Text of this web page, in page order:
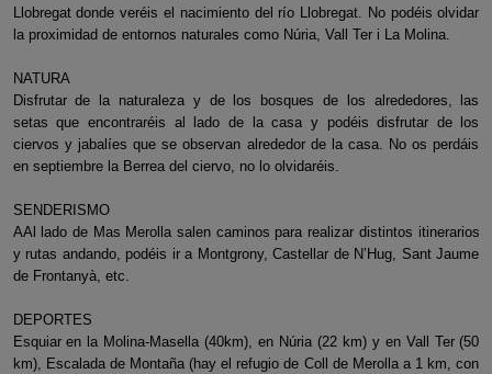
Llobregat donde veréis el nacimiento del río Llobregat. No podéis olvidar
la proximidad de entornos naturales como Núria, Vall Ter i La Molina.
NATURA
Disfrutar de la naturaleza y de los bosques de los alrededores, las
setas que encontraréis al lado de la casa y podéis disfrutar de los
ciervos y jabalíes que se observan alrededor de la casa. No os perdáis
en septiembre la Berrea del ciervo, no lo olvidaréis.
SENDERISMO
AAl lado de Mas Merolla salen caminos para realizar distintos itinerarios
y rutas andando, podéis ir a Montgrony, Castellar de N’Hug, Sant Jaume
de Frontanyà, etc.
DEPORTES
Esquiar en la Molina-Masella (40km), en Núria (22 km) y en Vall Ter (50
km), Escalada de Montaña (hay el refugio de Coll de Merolla a 1 km, con